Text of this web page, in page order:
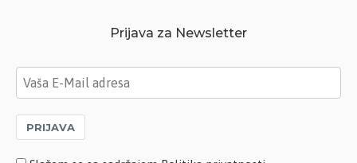
Prijava za Newsletter
PRIJAVA